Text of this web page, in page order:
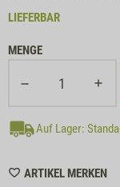
LIEFERBAR
MENGE
Auf Lager:
ARTIKEL MERKEN